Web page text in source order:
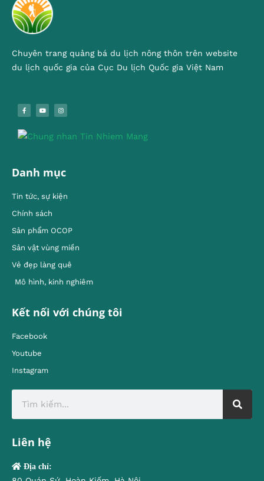
Chuyên trang quảng bá du lịch nông thôn trên website
du lịch quốc gia của Cục Du lịch Quốc gia Việt Nam
Danh mục
Tin tức, sự kiện
Chính sách
Sản phẩm OCOP
Sản vật vùng miền
Vẻ đẹp làng quê
Mô hình, kinh nghiêm
Kết nối với chúng tôi
Facebook
Youtube
Instagram
Liên hệ
Địa chỉ: